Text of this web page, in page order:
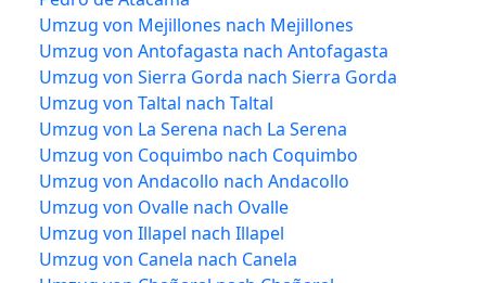
Umzug von Mejillones nach Mejillones
Umzug von Antofagasta nach Antofagasta
Umzug von Sierra Gorda nach Sierra Gorda
Umzug von Taltal nach Taltal
Umzug von La Serena nach La Serena
Umzug von Coquimbo nach Coquimbo
Umzug von Andacollo nach Andacollo
Umzug von Ovalle nach Ovalle
Umzug von Illapel nach Illapel
Umzug von Canela nach Canela